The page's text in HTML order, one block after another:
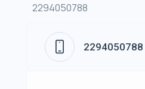
2294050788
2294050788